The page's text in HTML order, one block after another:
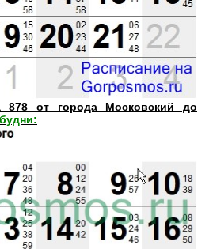
878 от города Московский до